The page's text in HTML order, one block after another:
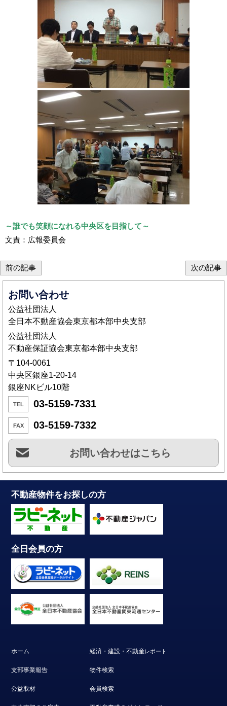
お問い合わせ
公益社団法人
全日本不動産協会東京都本部中央支部
公益社団法人
不動産保証協会東京都本部中央支部
〒104-0061
中央区銀座1-20-14
銀座NKビル10階
TEL 03-5159-7331
FAX 03-5159-7332
お問い合わせはこちら
～誰でも笑顔になれる中央区を目指して～
文責：広報委員会
前の記事 次の記事
不動産物件をお探しの方
全日会員の方
ホーム
支部事業報告
公益取材
経済・建設・不動産レポート
物件検索
会員検索